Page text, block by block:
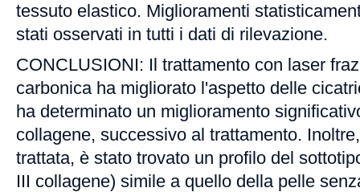
tessuto elastico. Miglioramenti
stati osservati in tutti i dati di rilevazione.
CONCLUSIONI: Il trattamento con laser
carbonica ha migliorato l'aspetto delle
ha determinato un miglioramento
collagene, successivo al trattamento.
trattata, è stato trovato un profilo del
III collagene) simile a quello della pelle